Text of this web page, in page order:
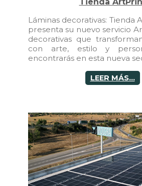
Láminas decorativas: Tienda
presenta su nuevo servicio
decorativas que
con arte, estilo y
encontrarás en esta nueva
LEER MÁS...